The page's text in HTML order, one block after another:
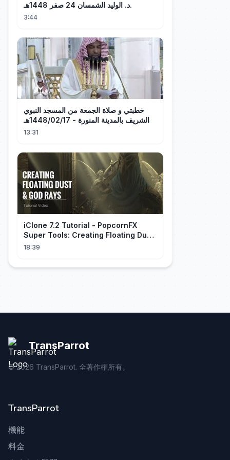
د. الوليد الشمسان 24 صفر 1448هـ.
3:44
خطبتي و صلاة الجمعة من المسجد النبوي
الشريف بالمدينة المنورة - 1448/02/17هـ
13:31
iClone 7.2 Tutorial - PopcornFX
Super Tools: Creating Floating Dust
and God Rays
18:39
TransParrot
©2026 TransParrot. 全著作権所有。
TransParrot
機能
料金